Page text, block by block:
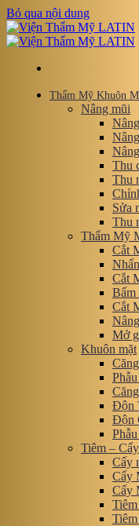
Bỏ qua nội dung
Thẩm Mỹ Khuôn
Nâng mũi
Thu
Thu
Sửa
Thu
Thẩm Mỹ
Cắt
Cắt
Cắt
Mở
Khuôn mặt
Độn
Độn
Tiêm –
Cấy
Cấy
Cấy